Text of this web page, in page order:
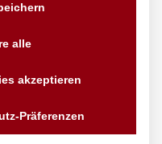
alle
akzeptieren
Präferenzen